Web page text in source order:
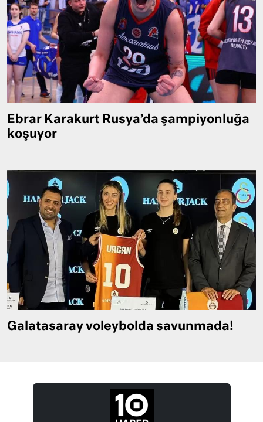
Ebrar Karakurt Rusya’da şampiyonluğa
koşuyor
Galatasaray voleybolda savunmada!